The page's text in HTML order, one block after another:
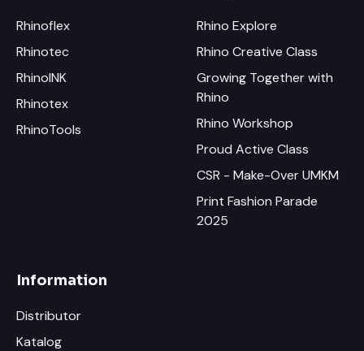
Rhinoflex
Rhinotec
RhinoINK
Rhinotex
RhinoTools
Rhino Explore
Rhino Creative Class
Growing Together with
Rhino
Rhino Workshop
Proud Active Class
CSR - Make-Over UMKM
Print Fashion Parade
2025
Information
Distributor
Katalog